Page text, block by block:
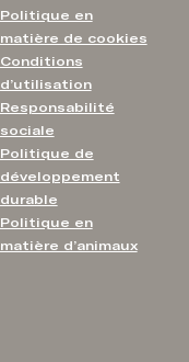
Politique en
matière de cookies
Conditions
d’utilisation
Responsabilité
sociale
Politique de
développement
durable
Politique en
matière d’animaux